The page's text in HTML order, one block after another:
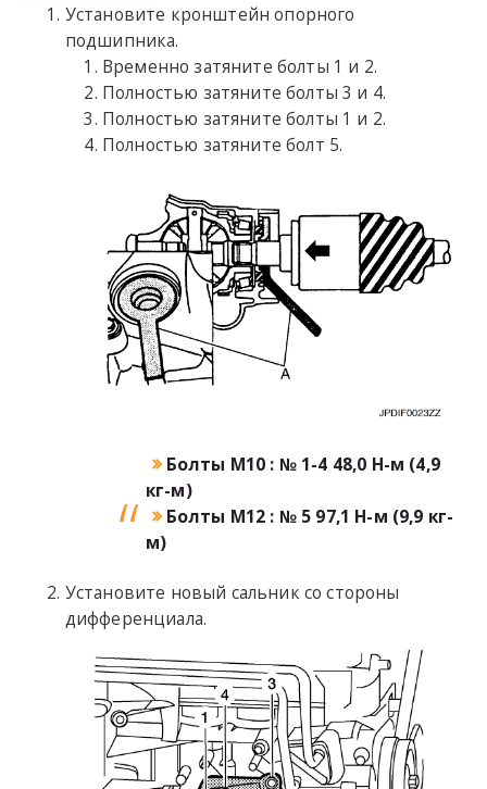
Установите кронштейн опорного
подшипника.
Временно затяните болты 1 и 2.
Полностью затяните болты 3 и 4.
Полностью затяните болты 1 и 2.
Полностью затяните болт 5.
Болты M10 : № 1-4 48,0 Н-м (4,9
кг-м)
Болты M12 : № 5 97,1 Н-м (9,9 кг-
м)
Установите новый сальник со стороны
дифференциала.